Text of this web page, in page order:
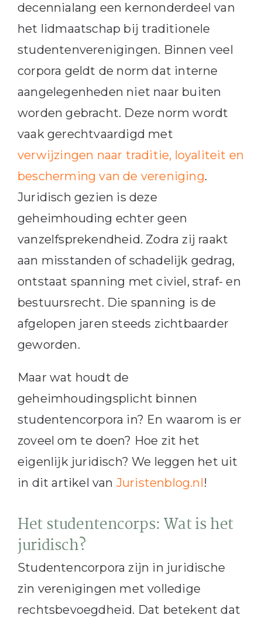
decennialang een kernonderdeel van
het lidmaatschap bij traditionele
studentenverenigingen. Binnen veel
corpora geldt de norm dat interne
aangelegenheden niet naar buiten
worden gebracht. Deze norm wordt
vaak gerechtvaardigd met
verwijzingen naar traditie, loyaliteit en
bescherming van de vereniging.
Juridisch gezien is deze
geheimhouding echter geen
vanzelfsprekendheid. Zodra zij raakt
aan misstanden of schadelijk gedrag,
ontstaat spanning met civiel, straf- en
bestuursrecht. Die spanning is de
afgelopen jaren steeds zichtbaarder
geworden.
Maar wat houdt de
geheimhoudingsplicht binnen
studentencorpora in? En waarom is er
zoveel om te doen? Hoe zit het
eigenlijk juridisch? We leggen het uit
in dit artikel van Juristenblog.nl!
Het studentencorps: Wat is het
juridisch?
Studentencorpora zijn in juridische
zin verenigingen met volledige
rechtsbevoegdheid. Dat betekent dat